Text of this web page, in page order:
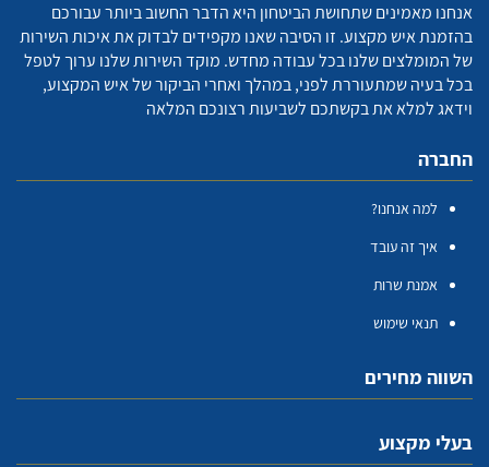
אנחנו מאמינים שתחושת הביטחון היא הדבר החשוב ביותר עבורכם
בהזמנת איש מקצוע. זו הסיבה שאנו מקפידים לבדוק את איכות השירות
של המומלצים שלנו בכל עבודה מחדש. מוקד השירות שלנו ערוך לטפל
בכל בעיה שמתעוררת לפני, במהלך ואחרי הביקור של איש המקצוע,
וידאג למלא את בקשתכם לשביעות רצונכם המלאה
החברה
למה אנחנו?
איך זה עובד
אמנת שרות
תנאי שימוש
השווה מחירים
בעלי מקצוע